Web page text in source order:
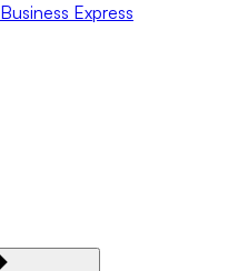
Business Express